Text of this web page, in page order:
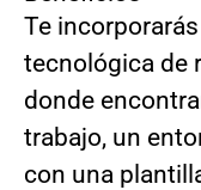
Te
tecnológica de
donde
trabajo, un
con una